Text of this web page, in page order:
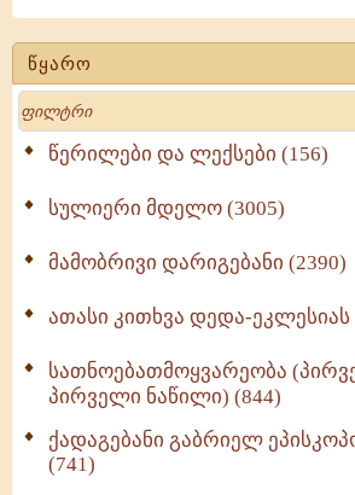
წყარო
Search
წერილები და ლექსები (156)
სულიერი მდელო (3005)
მამობრივი დარიგებანი (2390)
ათასი კითხვა დედა-ეკლესიას
სათნოებათმოყვარეობა
პირველი ნაწილი) (844)
ქადაგებანი გაბრიელ
(741)